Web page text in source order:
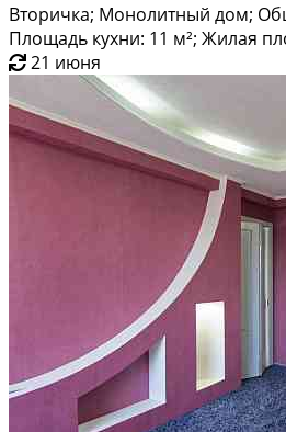
Вторичка; Монолитный дом;
Площадь кухни: 11 м²; Жилая
21 июня